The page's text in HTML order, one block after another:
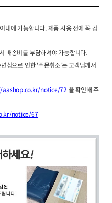
에 가능합니다. 제품 사용 전에 꼭 검
배송비를 부담하셔야 가능합니다.
심으로 인한 '주문취소'는 고객님께서
notice/72 을 확인해 주
notice/67